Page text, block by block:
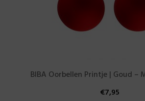
BIBA Oorbellen Printje | Goud –
€7,95